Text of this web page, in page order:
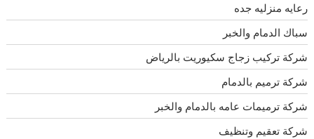
رعايه منزليه جده
سباك الدمام والخبر
شركة تركيب زجاج سكيوريت بالرياض
شركة ترميم بالدمام
شركة ترميمات عامه بالدمام والخبر
شركة تعقيم وتنظيف